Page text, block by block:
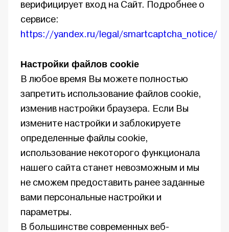
верифицирует вход на Сайт. Подробнее о
сервисе:
https://yandex.ru/legal/smartcaptcha_notice/
Настройки файлов cookie
В любое время Вы можете полностью
запретить использование файлов cookie,
изменив настройки браузера. Если Вы
измените настройки и заблокируете
определенные файлы cookie,
использование некоторого функционала
нашего сайта станет невозможным и мы
не сможем предоставить ранее заданные
вами персональные настройки и
параметры.
В большинстве современных веб-